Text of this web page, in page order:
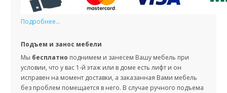
Подробнее...
Подъем и занос мебели
Мы бесплатно поднимем и занесем Вашу мебель при
условии, что у вас 1-й этаж или в доме есть лифт и он
исправен на момент доставки, а заказанная Вами мебель
без проблем помещается в него. В случае ручного подъема